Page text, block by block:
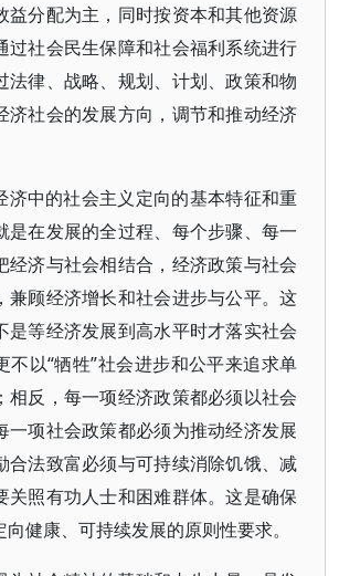
益分配为主，同时按资本和其他资源
过社会民生保障和社会福利系统进行
法律、战略、规划、计划、政策和物
济社会的发展方向，调节和推动经济
济中的社会主义定向的基本特征和重
是在发展的全过程、每个步骤、每一
经济与社会相结合，经济政策与社会
兼顾经济增长和社会进步与公平。这
是等经济发展到高水平时才落实社会
不以“牺牲”社会进步和公平来追求单
相反，每一项经济政策都必须以社会
一项社会政策都必须为推动经济发展
合法致富必须与可持续消除饥饿、减
关照有功人士和困难群体。这是确保
健康、可持续发展的原则性要求。